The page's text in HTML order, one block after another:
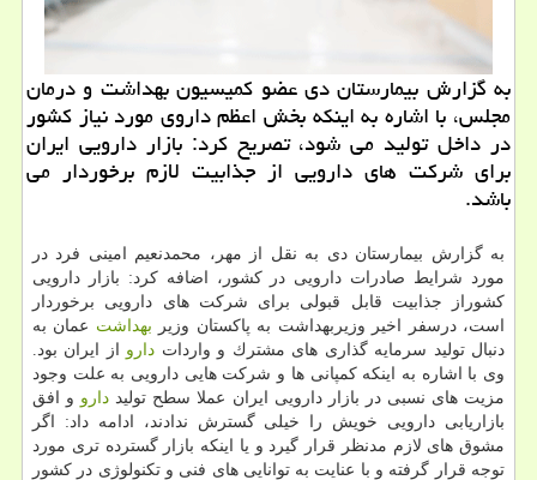
به گزارش بیمارستان دی عضو كمیسیون بهداشت و درمان
مجلس، با اشاره به اینكه بخش اعظم داروی مورد نیاز كشور
در داخل تولید می شود، تصریح كرد: بازار دارویی ایران
برای شركت های دارویی از جذابیت لازم برخوردار می
باشد.
به گزارش بیمارستان دی به نقل از مهر، محمدنعیم امینی فرد در
مورد شرایط صادرات دارویی در كشور، اضافه كرد: بازار دارویی
كشوراز جذابیت قابل قبولی برای شركت های دارویی برخوردار
است، درسفر اخیر وزیربهداشت به پاكستان وزیر بهداشت عمان به
دنبال تولید سرمایه گذاری های مشترك و واردات دارو از ایران بود.
وی با اشاره به اینكه كمپانی ها و شركت هایی دارویی به علت وجود
مزیت های نسبی در بازار دارویی ایران عملا سطح تولید دارو و افق
بازاریابی دارویی خویش را خیلی گسترش ندادند، ادامه داد: اگر
مشوق های لازم مدنظر قرار گیرد و یا اینكه بازار گسترده تری مورد
توجه قرار گرفته و با عنایت به توانایی های فنی و تكنولوژی در كشور